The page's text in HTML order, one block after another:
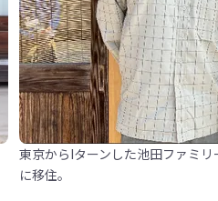
東京からIターンした池田ファミ
に移住。